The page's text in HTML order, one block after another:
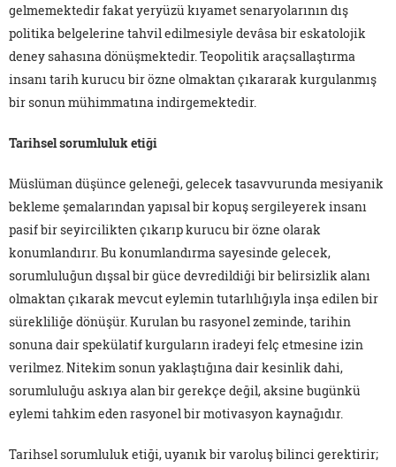
gelmemektedir fakat yeryüzü kıyamet senaryolarının dış
politika belgelerine tahvil edilmesiyle devâsa bir eskatolojik
deney sahasına dönüşmektedir. Teopolitik araçsallaştırma
insanı tarih kurucu bir özne olmaktan çıkararak kurgulanmış
bir sonun mühimmatına indirgemektedir.
Tarihsel sorumluluk etiği
Müslüman düşünce geleneği, gelecek tasavvurunda mesiyanik
bekleme şemalarından yapısal bir kopuş sergileyerek insanı
pasif bir seyircilikten çıkarıp kurucu bir özne olarak
konumlandırır. Bu konumlandırma sayesinde gelecek,
sorumluluğun dışsal bir güce devredildiği bir belirsizlik alanı
olmaktan çıkarak mevcut eylemin tutarlılığıyla inşa edilen bir
sürekliliğe dönüşür. Kurulan bu rasyonel zeminde, tarihin
sonuna dair spekülatif kurguların iradeyi felç etmesine izin
verilmez. Nitekim sonun yaklaştığına dair kesinlik dahi,
sorumluluğu askıya alan bir gerekçe değil, aksine bugünkü
eylemi tahkim eden rasyonel bir motivasyon kaynağıdır.
Tarihsel sorumluluk etiği, uyanık bir varoluş bilinci gerektirir;